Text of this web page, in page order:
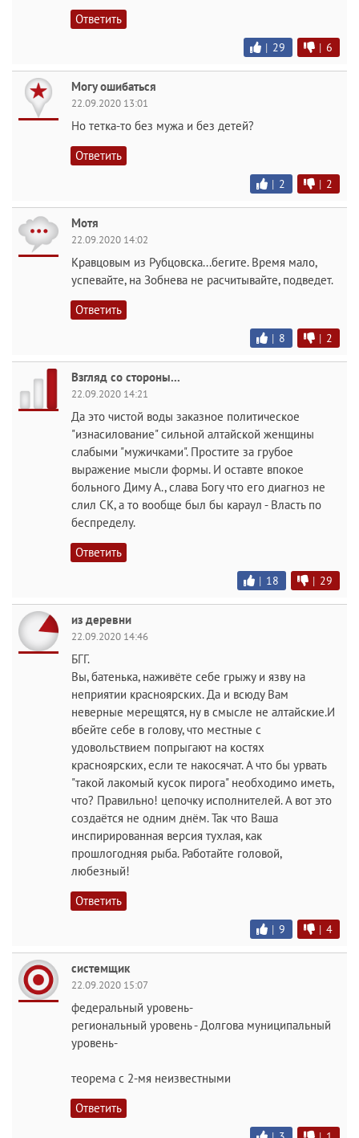
Ответить
| 29 | 6
Могу ошибаться
22.09.2020 13:01
Но тетка-то без мужа и без детей?
Ответить
| 2 | 2
Мотя
22.09.2020 14:02
Кравцовым из Рубцовска...бегите. Время мало,
успевайте, на Зобнева не расчитывайте, подведет.
Ответить
| 8 | 2
Взгляд со стороны...
22.09.2020 14:21
Да это чистой воды заказное политическое
"изнасилование" сильной алтайской женщины
слабыми "мужичками". Простите за грубое
выражение мысли формы. И оставте впокое
больного Диму А., слава Богу что его диагноз не
слил СК, а то вообще был бы караул - Власть по
беспределу.
Ответить
| 18 | 29
из деревни
22.09.2020 14:46
БГГ.
Вы, батенька, наживёте себе грыжу и язву на
неприятии красноярских. Да и всюду Вам
неверные мерещятся, ну в смысле не алтайские.И
вбейте себе в голову, что местные с
удовольствием попрыгают на костях
красноярских, если те накосячат. А что бы урвать
"такой лакомый кусок пирога" необходимо иметь,
что? Правильно! цепочку исполнителей. А вот это
создаётся не одним днём. Так что Ваша
инспирированная версия тухлая, как
прошлогодняя рыба. Работайте головой,
любезный!
Ответить
| 9 | 4
системщик
22.09.2020 15:07
федеральный уровень-
региональный уровень - Долгова муниципальный
уровень-
теорема с 2-мя неизвестными
Ответить